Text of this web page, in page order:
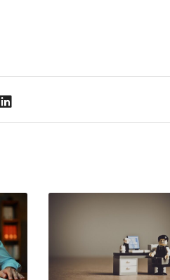
LinkedIn